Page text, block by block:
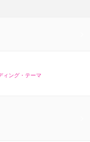
ィング・テーマ